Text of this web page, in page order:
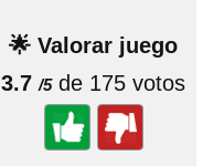
🌟 Valorar juego
3.7 /5de 175 votos